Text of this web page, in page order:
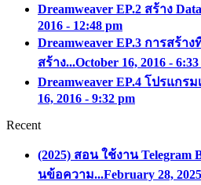
Dreamweaver EP.2 สร้าง
2016 - 12:48 pm
Dreamweaver EP.3 การสร้า
สร้าง...October 16, 2016 -
Dreamweaver EP.4 โปรแกร
16, 2016 - 9:32 pm
Recent
(2025) สอน ใช้งาน Telegram
นข้อความ...February 28,